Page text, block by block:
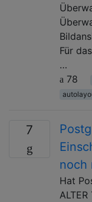
Für
…
78
7
noch
Hat